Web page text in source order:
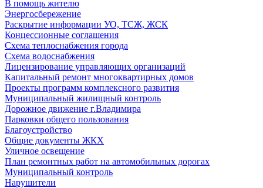
В помощь жителю
Энергосбережение
Раскрытие информации УО, ТСЖ, ЖСК
Концессионные соглашения
Схема теплоснабжения города
Схема водоснабжения
Лицензирование управляющих организаций
Капитальный ремонт многоквартирных домов
Проекты программ комплексного развития
Муниципальный жилищный контроль
Дорожное движение г.Владимира
Парковки общего пользования
Благоустройство
Общие документы ЖКХ
Уличное освещение
План ремонтных работ на автомобильных дорогах
Муниципальный контроль
Нарушители